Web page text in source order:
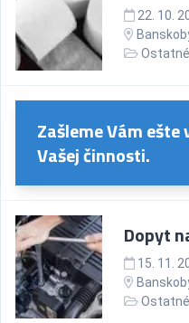
22. 10.
Ostatné
Zašleme Vám ešte
Vašej činnosti.
Dopyt
15. 11.
Ostatné